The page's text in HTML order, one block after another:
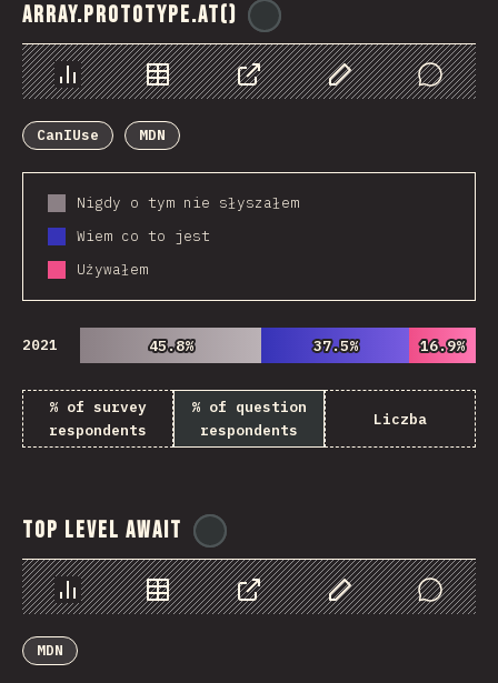
Array.prototype.at()
Chart Data Share Customize Data
Comments
CanIUse
MDN
Nigdy o tym nie słyszałem
Wiem co to jest
Używałem
2021 45.8%
45.8% 37.5%
37.5% 16.9%
16.9%
% of survey
respondents
% of question
respondents
Liczba
Top Level Await
Chart Data Share Customize Data
Comments
MDN